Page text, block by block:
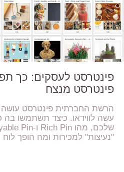
פינטרסט לעסקים: כך
פינטרסט מנצח
הרשת החברתית פינטרסט עושה
עשה לווידאו. כיצד תשתמשו
"נעיצות" למכירות ומה הופך